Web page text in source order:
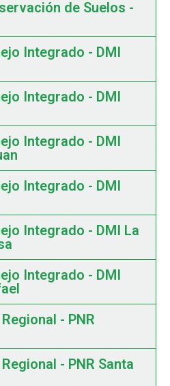
de Suelos -
Integrado - DMI
Integrado - DMI
Integrado - DMI
Integrado - DMI
Integrado - DMI La
Integrado - DMI
- PNR
- PNR Santa